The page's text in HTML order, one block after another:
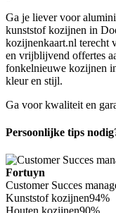
Ga je liever voor
kunststof kozijnen in
kozijnenkaart.nl terecht
en vrijblijvend offertes
fonkelnieuwe kozijnen
kleur en stijl.
Ga voor kwaliteit en
Persoonlijke tips
Fortuyn
Customer Succes
Kunststof kozijnen94%